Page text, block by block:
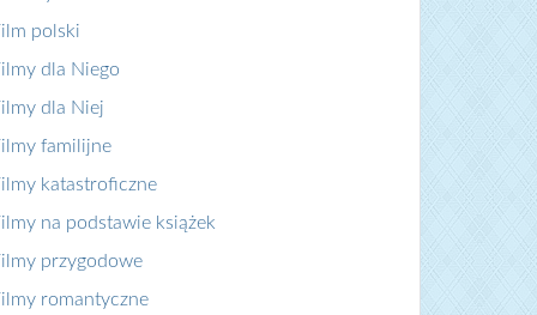
polski
dla Niego
dla Niej
familijne
katastroficzne
na podstawie książek
przygodowe
romantyczne